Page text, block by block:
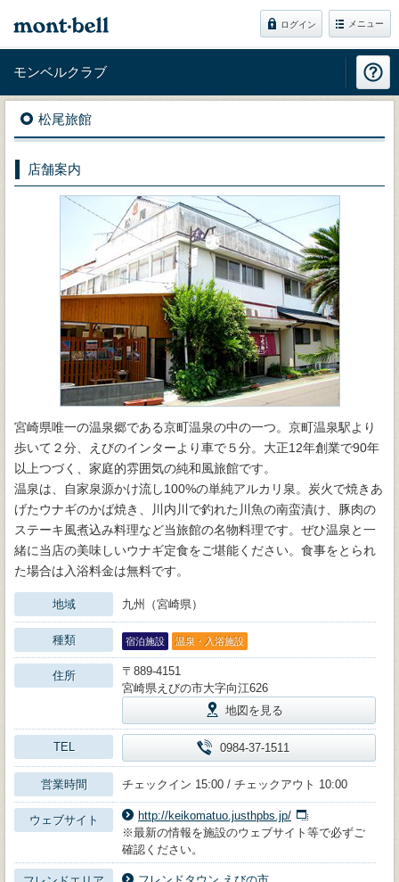
ログイン メニュー
モンベルクラブ
松尾旅館
店舗案内
宮崎県唯一の温泉郷である京町温泉の中の一つ。京町温泉駅より
歩いて２分、えびのインターより車で５分。大正12年創業で90年
以上つづく、家庭的雰囲気の純和風旅館です。
温泉は、自家泉源かけ流し100%の単純アルカリ泉。炭火で焼きあ
げたウナギのかば焼き、川内川で釣れた川魚の南蛮漬け、豚肉の
ステーキ風煮込み料理など当旅館の名物料理です。ぜひ温泉と一
緒に当店の美味しいウナギ定食をご堪能ください。食事をとられ
た場合は入浴料金は無料です。
地域 九州（宮崎県）
種類 宿泊施設 温泉・入浴施設
住所
〒889-4151
宮崎県えびの市大字向江626
地図を見る
TEL 0984-37-1511
営業時間 チェックイン 15:00 / チェックアウト 10:00
ウェブサイト
http://keikomatuo.justhpbs.jp/
※最新の情報を施設のウェブサイト等で必ずご
確認ください。